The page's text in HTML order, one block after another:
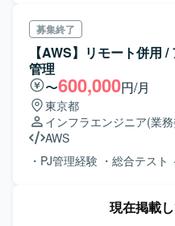
募集終了
【AWS】リモート併用
管理
〜600,000円/月
東京都
インフラエンジニア(業
AWS
・PJ管理経験 ・総合テス
現在掲載